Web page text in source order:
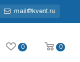
mail@kvent.ru
0 0